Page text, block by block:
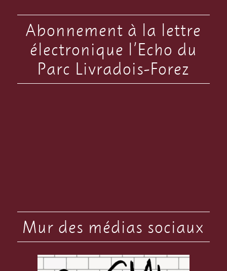
Abonnement à la lettre
électronique l’Echo du
Parc Livradois-Forez
Mur des médias sociaux